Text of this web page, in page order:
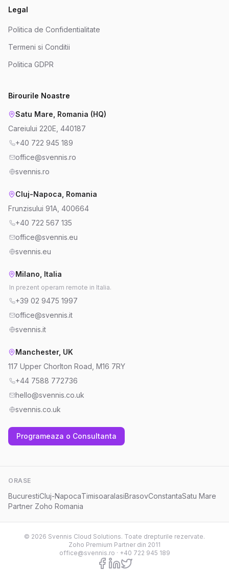
Legal
Politica de Confidentialitate
Termeni si Conditii
Politica GDPR
Birourile Noastre
Satu Mare, Romania (HQ)
Careiului 220E, 440187
+40 722 945 189
office@svennis.ro
svennis.ro
Cluj-Napoca, Romania
Frunzisului 91A, 400664
+40 722 567 135
office@svennis.eu
svennis.eu
Milano, Italia
In prezent operam remote in Italia.
+39 02 9475 1997
office@svennis.it
svennis.it
Manchester, UK
117 Upper Chorlton Road, M16 7RY
+44 7588 772736
hello@svennis.co.uk
svennis.co.uk
Programeaza o Consultanta
ORASE
BucurestiCluj-NapocaTimisoaraIasiBrasovConstantaSatu Mare
Partner Zoho Romania
© 2026 Svennis Cloud Solutions. Toate drepturile rezervate.
Zoho Premium Partner din 2011
office@svennis.ro · +40 722 945 189